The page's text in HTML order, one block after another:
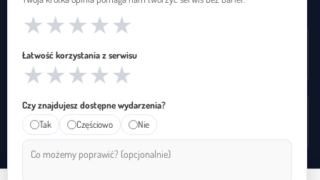
Zapętleni · zapetleni.pl
Tłumaczenie na polski język migowy
Janusz Migowego · januszmigowego.pl
★
★
★
★
★
Łatwość korzystania z serwisu
★
★
★
★
★
Czy znajdujesz dostępne wydarzenia?
Tak
Częściowo Nie